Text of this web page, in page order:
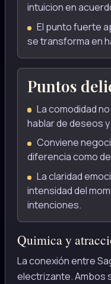
intuicion en
El punto fuerte
se transforma en
Puntos
La comodidad
hablar de deseos
Conviene
diferencia como
La claridad
intensidad del
intenciones.
Quimica y
La conexión entre
electrizante. Ambos